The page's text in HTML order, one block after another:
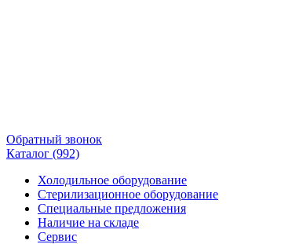
Обратный звонок
Каталог (992)
Холодильное оборудование
Стерилизационное оборудование
Специальные предложения
Наличие на складе
Сервис